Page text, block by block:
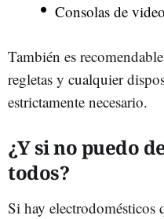
Consolas de
También es
regletas y cualquier
estrictamente necesario.
¿Y si no puedo
todos?
Si hay electrodomésticos